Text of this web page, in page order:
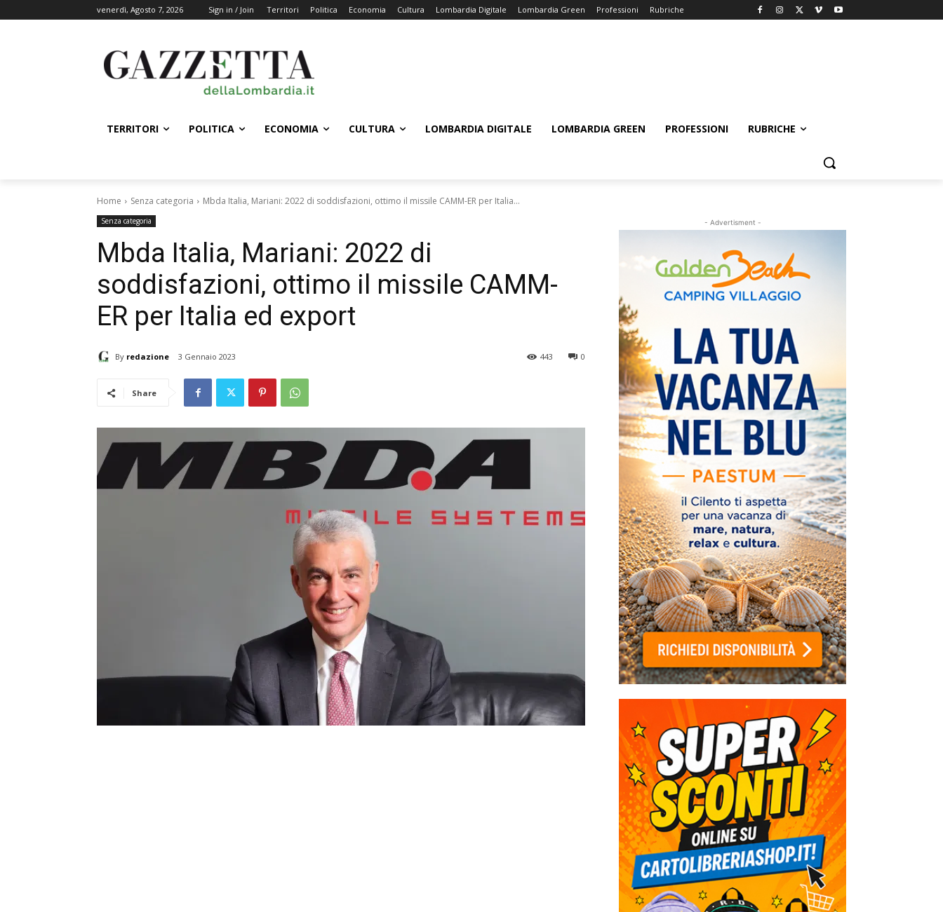
venerdì, Agosto 7, 2026 Sign in / Join Territori Politica Economia Cultura Lombardia Digitale Lombardia Green Professioni Rubriche
TERRITORI POLITICA ECONOMIA CULTURA LOMBARDIA DIGITALE LOMBARDIA GREEN PROFESSIONI RUBRICHE
Home Senza categoria Mbda Italia, Mariani: 2022 di soddisfazioni, ottimo il missile CAMM-ER per Italia...
Senza categoria
Mbda Italia, Mariani: 2022 di
soddisfazioni, ottimo il missile CAMM-
ER per Italia ed export
By redazione 3 Gennaio 2023 0
443
Share
- Advertisment -